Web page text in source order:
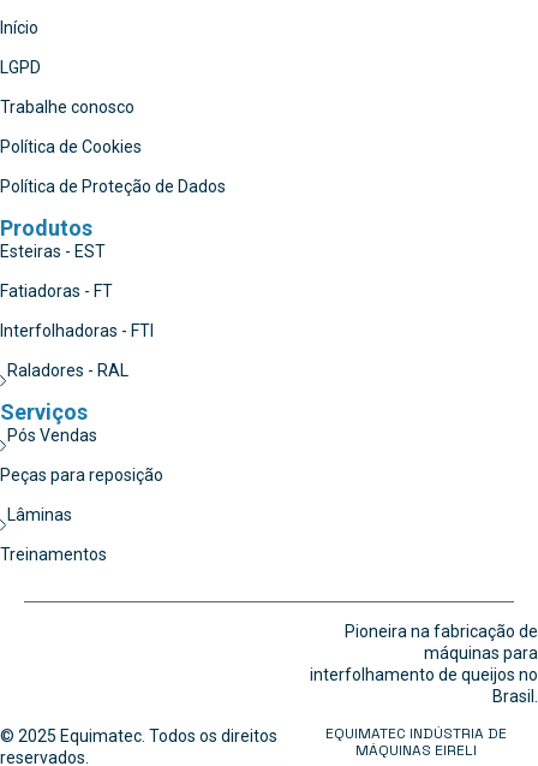
Início
LGPD
Trabalhe conosco
Política de Cookies
Política de Proteção de Dados
Produtos
Esteiras - EST
Fatiadoras - FT
Interfolhadoras - FTI
Raladores - RAL
Serviços
Pós Vendas
Peças para reposição
Lâminas
Treinamentos
Pioneira na fabricação de
máquinas para
interfolhamento de queijos no
Brasil.
© 2025 Equimatec. Todos os direitos
reservados.
EQUIMATEC INDÚSTRIA DE
MÁQUINAS EIRELI